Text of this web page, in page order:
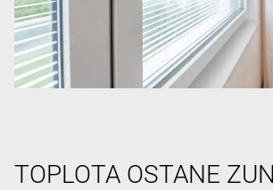
TOPLOTA OSTANE